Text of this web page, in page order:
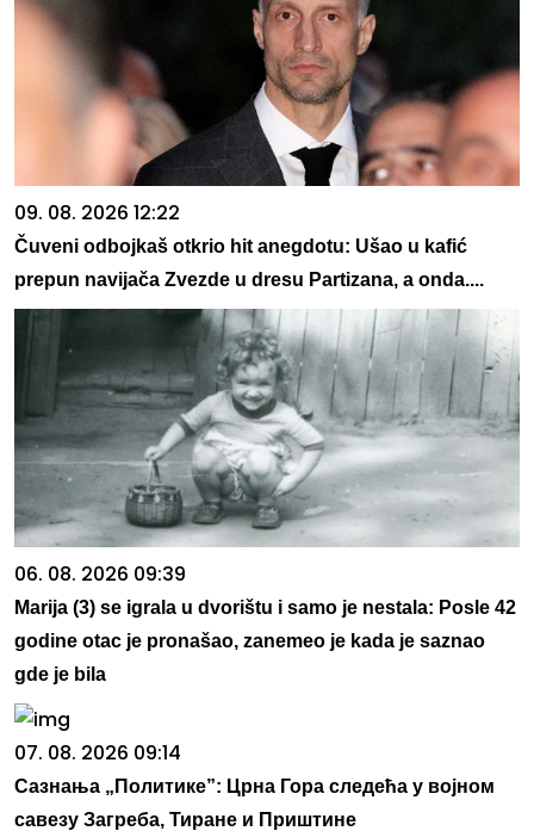
09. 08. 2026 12:22
Čuveni odbojkaš otkrio hit anegdotu: Ušao u kafić
prepun navijača Zvezde u dresu Partizana, a onda....
06. 08. 2026 09:39
Marija (3) se igrala u dvorištu i samo je nestala: Posle 42
godine otac je pronašao, zanemeo je kada je saznao
gde je bila
07. 08. 2026 09:14
Сазнања „Политике”: Црна Гора следећа у војном
савезу Загреба, Тиране и Приштине